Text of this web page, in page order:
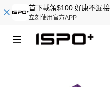
首下載領$100 好康不漏接
立刻使用官方APP